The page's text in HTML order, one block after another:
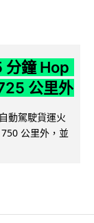
分鐘 Hop
公里外
動駕駛貨運火
公里外，並